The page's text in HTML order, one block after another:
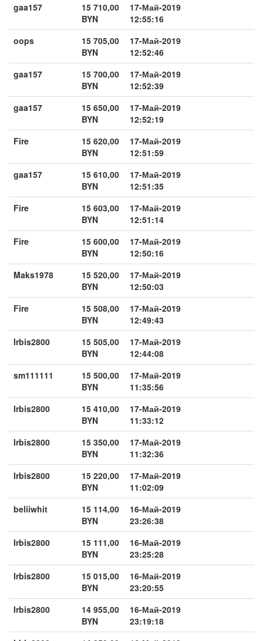
gaa157
15 710,00
BYN
17-Май-2019
12:55:16
oops
15 705,00
BYN
17-Май-2019
12:52:46
gaa157
15 700,00
BYN
17-Май-2019
12:52:39
gaa157
15 650,00
BYN
17-Май-2019
12:52:19
Fire
15 620,00
BYN
17-Май-2019
12:51:59
gaa157
15 610,00
BYN
17-Май-2019
12:51:35
Fire
15 603,00
BYN
17-Май-2019
12:51:14
Fire
15 600,00
BYN
17-Май-2019
12:50:16
Maks1978
15 520,00
BYN
17-Май-2019
12:50:03
Fire
15 508,00
BYN
17-Май-2019
12:49:43
Irbis2800
15 505,00
BYN
17-Май-2019
12:44:08
sm111111
15 500,00
BYN
17-Май-2019
11:35:56
Irbis2800
15 410,00
BYN
17-Май-2019
11:33:12
Irbis2800
15 350,00
BYN
17-Май-2019
11:32:36
Irbis2800
15 220,00
BYN
17-Май-2019
11:02:09
beliiwhit
15 114,00
BYN
16-Май-2019
23:26:38
Irbis2800
15 111,00
BYN
16-Май-2019
23:25:28
Irbis2800
15 015,00
BYN
16-Май-2019
23:20:55
Irbis2800
14 955,00
BYN
16-Май-2019
23:19:18